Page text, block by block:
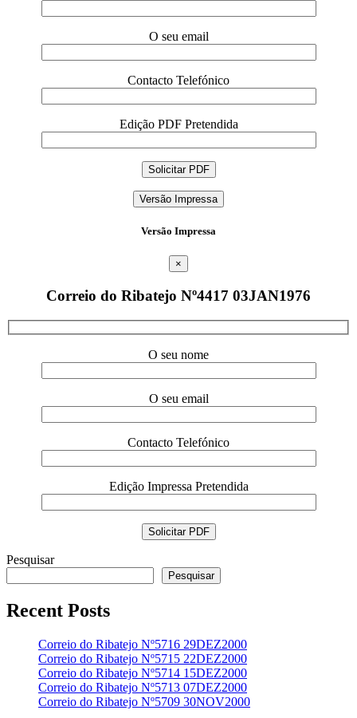
O seu email
Contacto Telefónico
Edição PDF Pretendida
Versão Impressa
Versão Impressa
×
Correio do Ribatejo Nº4417 03JAN1976
O seu nome
O seu email
Contacto Telefónico
Edição Impressa Pretendida
Pesquisar
Pesquisar
Recent Posts
Correio do Ribatejo Nº5716 29DEZ2000
Correio do Ribatejo Nº5715 22DEZ2000
Correio do Ribatejo Nº5714 15DEZ2000
Correio do Ribatejo Nº5713 07DEZ2000
Correio do Ribatejo Nº5709 30NOV2000